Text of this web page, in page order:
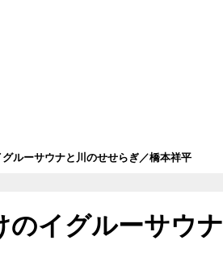
ルーサウナと川のせせらぎ／橋本祥平
のイグルーサウ